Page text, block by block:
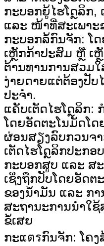
ກະບອກຍູ້ໄຮໂດຼລິກ,
ແລະ ໜ້າທີ່ສະເພາະ
ກະບອກລໍ້ກົນຈັກ: ໂ
ເຫຼັກກ້າປະສົມ ຫຼື ເ
ຕ້ານທານການສວມ
ງ່າຍດາຍແຕ່ຕ້ອງປັບ
ປະຈຳ.
ແຄັບເຕັດໄຮໂດຼລິກ:
ໂດຍອັດຕະໂນມັດໂ
ຜ່ອນສຽງລົບກວນຈ
ເຕັດໄຮໂດຼລິກປະກອ
ກະບອກສູບ ແລະ ສ
ເຊິ່ງຖືກປັບໂດຍອັດ
ຂອງນ້ຳມັນ ແລະ ກ
ສະຖານະການນຳໃ
ຂໍ້ເສຍ
ກະແตรກົນຈັກ: ໂຄງ